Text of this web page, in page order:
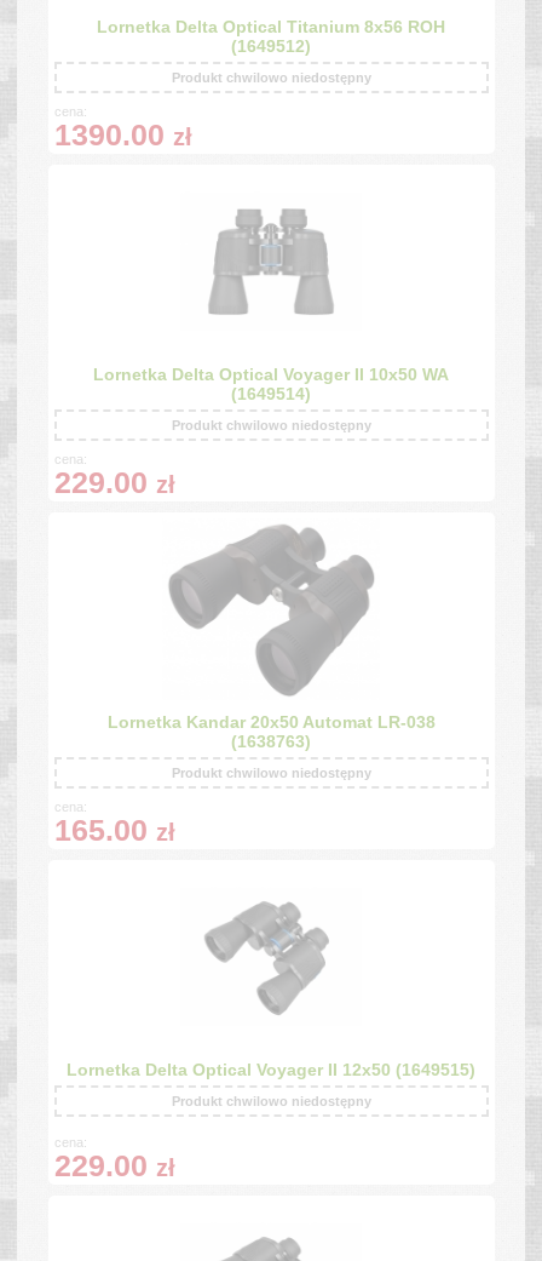
Lornetka Delta Optical Titanium 8x56 ROH
(1649512)
Produkt chwilowo niedostępny
cena:
1390.00 zł
Lornetka Delta Optical Voyager II 10x50 WA
(1649514)
Produkt chwilowo niedostępny
cena:
229.00 zł
Lornetka Kandar 20x50 Automat LR-038
(1638763)
Produkt chwilowo niedostępny
cena:
165.00 zł
Lornetka Delta Optical Voyager II 12x50 (1649515)
Produkt chwilowo niedostępny
cena:
229.00 zł